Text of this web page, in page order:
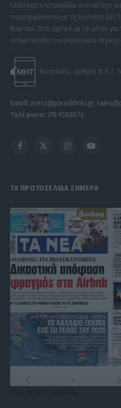
επέκταση η ιστοσελίδα που κατέχει
συμμορφώνονται με τη Σύσταση (ΕΕ)
Μαρτίου 2018 σχετικά με τα μέτρα
αντιμετώπιση του παράνομου
Μοναδικός αριθμός Μ.Η.Τ.
Email: press@paraskhnio.gr,
Τηλέφωνο: 210 9580876
Facebook
X
InstagramYouTube
ΤΑ ΠΡΩΤΟΣΕΛΙΔΑ ΣΗΜΕΡΑ